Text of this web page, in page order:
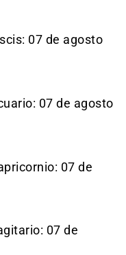
07 de agosto
07 de agosto
07 de
07 de